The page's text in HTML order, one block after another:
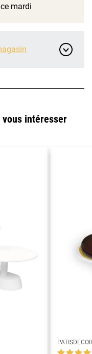
mardi
vous intéresser